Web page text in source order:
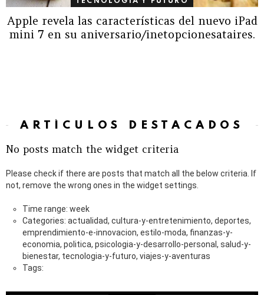
Apple revela las características del nuevo iPad
mini 7 en su aniversario/inetopcionesataires.
ARTÍCULOS DESTACADOS
No posts match the widget criteria
Please check if there are posts that match all the below criteria. If
not, remove the wrong ones in the widget settings.
Time range: week
Categories: actualidad, cultura-y-entretenimiento, deportes,
emprendimiento-e-innovacion, estilo-moda, finanzas-y-
economia, politica, psicologia-y-desarrollo-personal, salud-y-
bienestar, tecnologia-y-futuro, viajes-y-aventuras
Tags: